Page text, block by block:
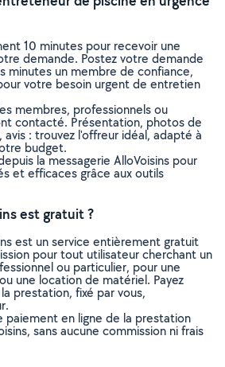
10 minutes pour recevoir une
demande. Postez votre demande
minutes un membre de confiance,
votre besoin urgent de entretien
membres, professionnels ou
contacté. Présentation, photos de
: trouvez l'offreur idéal, adapté à
budget.
la messagerie AlloVoisins pour
et efficaces grâce aux outils
est gratuit ?
est un service entièrement gratuit
pour tout utilisateur cherchant un
ou particulier, pour une
une location de matériel. Payez
prestation, fixé par vous,
paiement en ligne de la prestation
sans aucune commission ni frais